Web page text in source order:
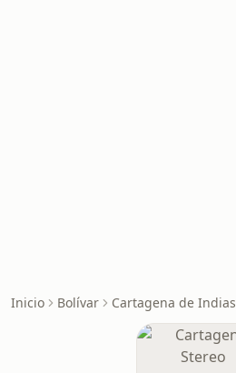
Inicio Bolívar Cartagena de Indias